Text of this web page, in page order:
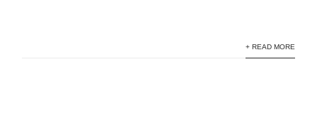
+ READ MORE